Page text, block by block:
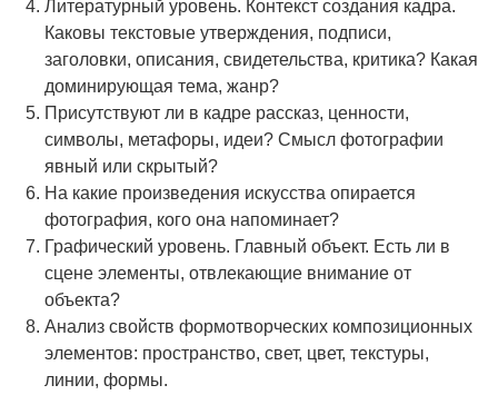
Литературный уровень. Контекст создания кадра.
Каковы текстовые утверждения, подписи,
заголовки, описания, свидетельства, критика? Какая
доминирующая тема, жанр?
Присутствуют ли в кадре рассказ, ценности,
символы, метафоры, идеи? Смысл фотографии
явный или скрытый?
На какие произведения искусства опирается
фотография, кого она напоминает?
Графический уровень. Главный объект. Есть ли в
сцене элементы, отвлекающие внимание от
объекта?
Анализ свойств формотворческих композиционных
элементов: пространство, свет, цвет, текстуры,
линии, формы.